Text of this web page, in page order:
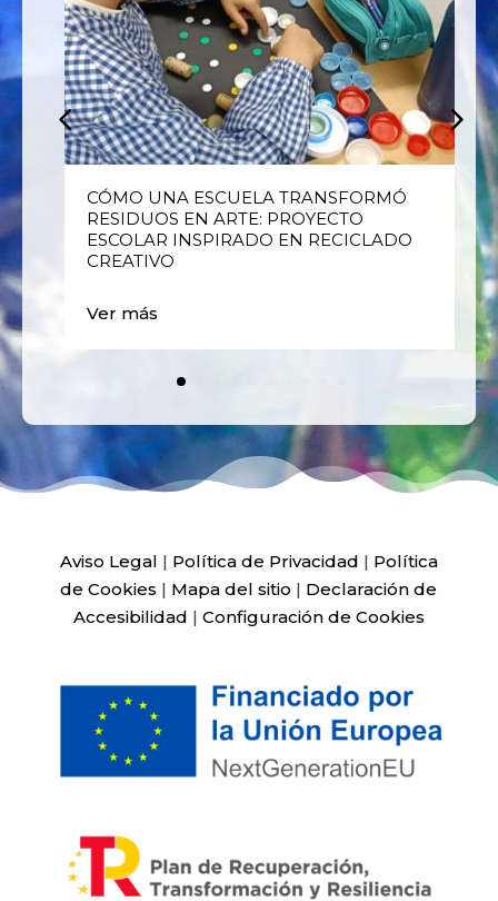
CÓMO UNA ESCUELA TRANSFORMÓ
RESIDUOS EN ARTE: PROYECTO
ESCOLAR INSPIRADO EN RECICLADO
CREATIVO
Ver más
Aviso Legal | Política de Privacidad | Política
de Cookies | Mapa del sitio | Declaración de
Accesibilidad | Configuración de Cookies